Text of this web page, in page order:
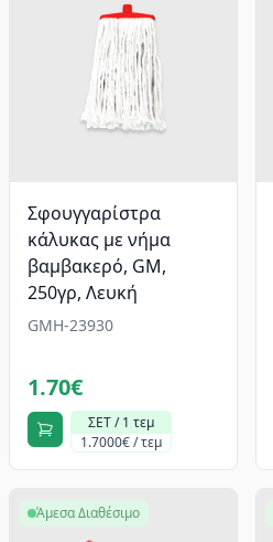
Σφουγγαρίστρα
κάλυκας με νήμα
βαμβακερό, GM,
250γρ, Λευκή
GMH-23930
1.70€
ΣΕΤ / 1 τεμ
1.7000€ / τεμ
Άμεσα Διαθέσιμο